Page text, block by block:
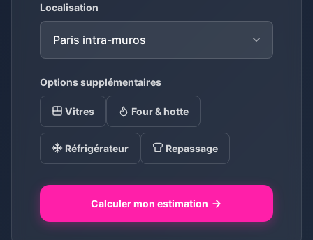
Localisation
Options supplémentaires
Vitres Four & hotte
Réfrigérateur Repassage
Calculer mon estimation